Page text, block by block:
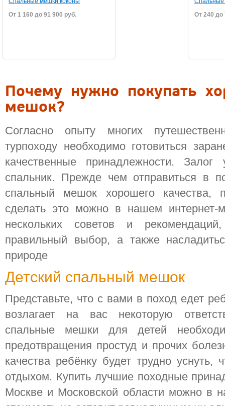
От 1 160 до 91 900 руб.
От 240 до
Почему нужно покупать
мешок?
Согласно опыту многих
турпоходу необходимо готовиться
качественные принадлежности.
спальник. Прежде чем отправиться в
спальный мешок хорошего
сделать это можно в нашем интернет-
нескольких советов и
правильный выбор, а также
природе
Детский спальный мешок
Представьте, что с вами в поход едет
возлагает на вас некоторую
спальные мешки для детей
предотвращения простуд и прочих
качества ребёнку будет трудно уснуть,
отдыхом. Купить лучшие походные
Москве и Московской области можно в